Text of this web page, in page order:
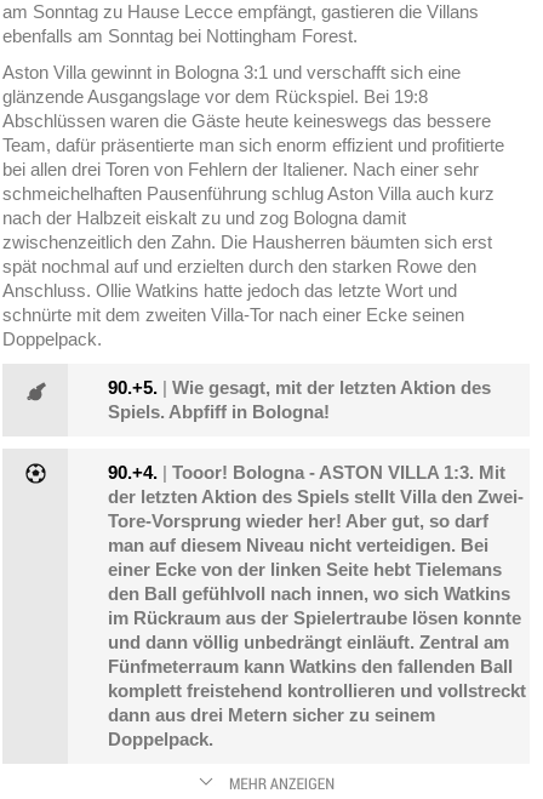
am Sonntag zu Hause Lecce empfängt, gastieren die Villans
ebenfalls am Sonntag bei Nottingham Forest.
Aston Villa gewinnt in Bologna 3:1 und verschafft sich eine
glänzende Ausgangslage vor dem Rückspiel. Bei 19:8
Abschlüssen waren die Gäste heute keineswegs das bessere
Team, dafür präsentierte man sich enorm effizient und profitierte
bei allen drei Toren von Fehlern der Italiener. Nach einer sehr
schmeichelhaften Pausenführung schlug Aston Villa auch kurz
nach der Halbzeit eiskalt zu und zog Bologna damit
zwischenzeitlich den Zahn. Die Hausherren bäumten sich erst
spät nochmal auf und erzielten durch den starken Rowe den
Anschluss. Ollie Watkins hatte jedoch das letzte Wort und
schnürte mit dem zweiten Villa-Tor nach einer Ecke seinen
Doppelpack.
90.+5. |Wie gesagt, mit der letzten Aktion des
Spiels. Abpfiff in Bologna!
90.+4. |Tooor! Bologna - ASTON VILLA 1:3. Mit
der letzten Aktion des Spiels stellt Villa den Zwei-
Tore-Vorsprung wieder her! Aber gut, so darf
man auf diesem Niveau nicht verteidigen. Bei
einer Ecke von der linken Seite hebt Tielemans
den Ball gefühlvoll nach innen, wo sich Watkins
im Rückraum aus der Spielertraube lösen konnte
und dann völlig unbedrängt einläuft. Zentral am
Fünfmeterraum kann Watkins den fallenden Ball
komplett freistehend kontrollieren und vollstreckt
dann aus drei Metern sicher zu seinem
Doppelpack.